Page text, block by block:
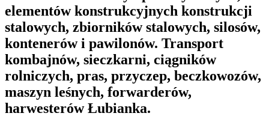
elementów konstrukcyjnych konstrukcji
stalowych, zbiorników stalowych, silosów,
kontenerów i pawilonów. Transport
kombajnów, sieczkarni, ciągników
rolniczych, pras, przyczep, beczkowozów,
maszyn leśnych, forwarderów,
harwesterów Łubianka.